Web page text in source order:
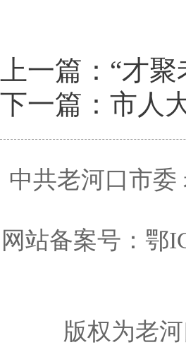
上一篇：“才
下一篇：市人
中共老河口市
网站备案号： 鄂
版权为老